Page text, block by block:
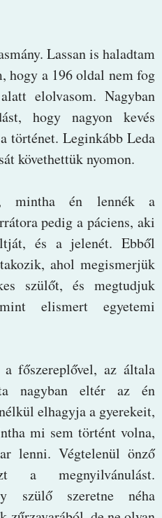
Lassan is haladtam
hogy a 196 oldal nem fog
elolvasom. Nagyban
hogy nagyon kevés
történet. Leginkább Leda
követhettük nyomon.
mintha én lennék a
pedig a páciens, aki
és a jelenét. Ebből
ahol megismerjük
szülőt, és megtudjuk
elismert egyetemi
főszereplővel, az általa
nagyban eltér az én
elhagyja a gyerekeit,
mi sem történt volna,
lenni. Végtelenül önző
a megnyilvánulást.
szülő szeretne néha